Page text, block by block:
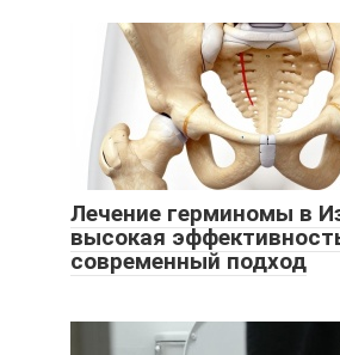
Лечение герминомы в
высокая
современный подход